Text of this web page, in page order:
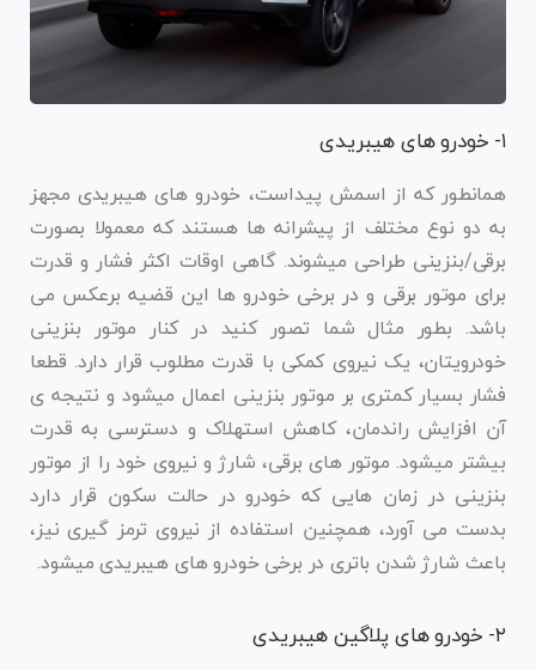
۱- خودرو های هیبریدی
همانطور که از اسمش پیداست، خودرو های هیبریدی مجهز
به دو نوع مختلف از پیشرانه ها هستند که معمولا بصورت
برقی/بنزینی طراحی میشوند. گاهی اوقات اکثر فشار و قدرت
برای موتور برقی و در برخی خودرو ها این قضیه برعکس می
باشد. بطور مثال شما تصور کنید در کنار موتور بنزینی
خودرویتان، یک نیروی کمکی با قدرت مطلوب قرار دارد. قطعا
فشار بسیار کمتری بر موتور بنزینی اعمال میشود و نتیجه ی
آن افزایش راندمان، کاهش استهلاک و دسترسی به قدرت
بیشتر میشود. موتور های برقی، شارژ و نیروی خود را از موتور
بنزینی در زمان هایی که خودرو در حالت سکون قرار دارد
بدست می آورد، همچنین استفاده از نیروی ترمز گیری نیز،
باعث شارژ شدن باتری در برخی خودرو های هیبریدی میشود.
۲- خودرو های پلاگین هیبریدی